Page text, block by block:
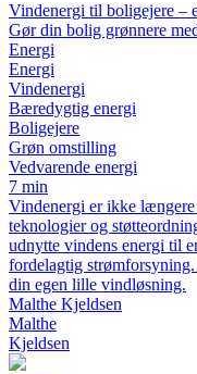
Vindenergi til boligejere –
Gør din bolig grønnere
Energi
Energi
Vindenergi
Bæredygtig energi
Boligejere
Grøn omstilling
Vedvarende energi
7 min
Vindenergi er ikke
teknologier og
udnytte vindens energi til
fordelagtig
din egen lille vindløsning.
Malthe Kjeldsen
Malthe
Kjeldsen